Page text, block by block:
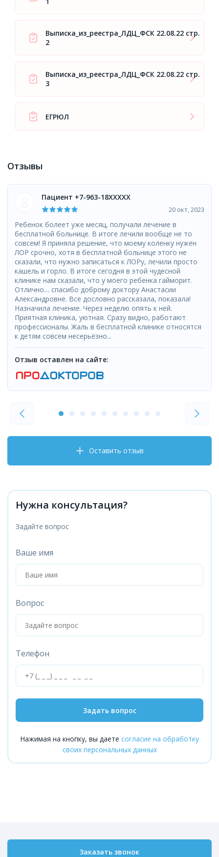
Выписка_из_реестра_ЛДЦ_ФСК 22.08.22 стр.
2
Выписка_из_реестра_ЛДЦ_ФСК 22.08.22 стр.
3
ЕГРЮЛ
Отзывы
Пациент +7-963-18XXXXX
20 окт, 2023
Ребенок болеет уже месяц, получали лечение в
бесплатной больнице. В итоге лечили вообще не то
совсем! Я приняла решение, что моему коленку нужен
ЛОР срочно, хотя в бесплатной больнице этого не
сказали, что нужно записаться к ЛОРу, лечили просто
кашель и горло. В итоге сегодня в этой чудесной
клинике нам сказали, что у моего ребенка гайморит.
Отлично… спасибо доброму доктору Анастасии
Александровне. Все дословно рассказала, показала!
Назначила лечение. Через неделю опять к ней.
Приятная клиника, уютная. Сразу видно, работают
профессионалы. Жаль в бесплатной клинике относятся
к детям совсем несерьёзно...
Отзыв оставлен на сайте:
Оставить отзыв
Нужна консультация?
Задайте вопрос
Ваше имя
Вопрос
Телефон
Задать вопрос
Нажимая на кнопку, вы даете согласие на обработку
своих персональных данных
Заказать звонок